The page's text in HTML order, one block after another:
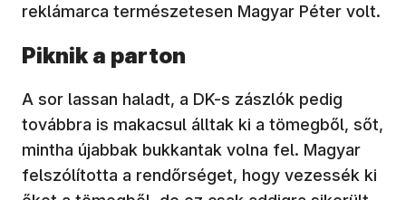
reklámarca természetesen Magyar Péter volt.
Piknik a parton
A sor lassan haladt, a DK-s zászlók pedig
továbbra is makacsul álltak ki a tömegből, sőt,
mintha újabbak bukkantak volna fel. Magyar
felszólította a rendőrséget, hogy vezessék ki